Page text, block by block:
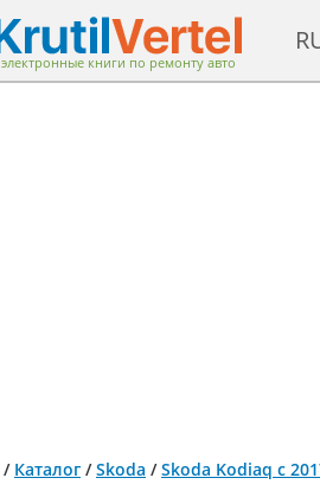
электронные книги по ремонту авто
/ Каталог /Skoda /Skoda Kodiaq с